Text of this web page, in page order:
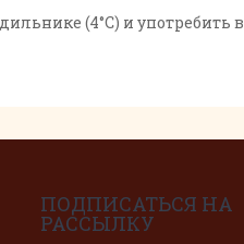
(4°С) и употребить в
ПОДПИСАТЬСЯ НА
РАССЫЛКУ